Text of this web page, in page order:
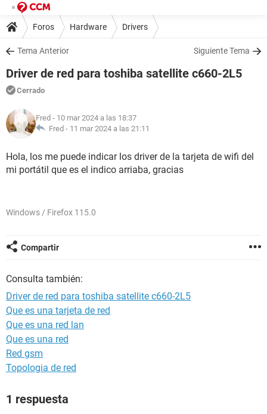
Foros Hardware Drivers
Tema Anterior Siguiente Tema
Driver de red para toshiba satellite c660-2L5
Cerrado
Fred - 10 mar 2024 a las 18:37
Fred - 11 mar 2024 a las 21:11
Hola, los me puede indicar los driver de la tarjeta de wifi del
mi portátil que es el indico arriaba, gracias
Windows / Firefox 115.0
Compartir
Consulta también:
Driver de red para toshiba satellite c660-2L5
Que es una tarjeta de red
Que es una red lan
Que es una red
Red gsm
Topologia de red
1 respuesta